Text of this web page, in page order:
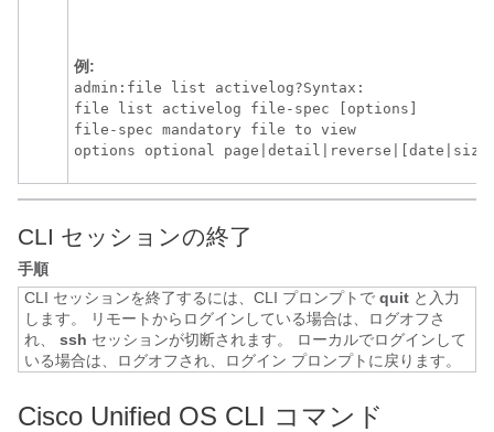
例:
admin:file list activelog?Syntax:
file list activelog file-spec [options]
file-spec mandatory file to view
options optional
CLI セッションの終了
手順
CLI セッションを終了するには、CLI プロンプトで quit と入力
します。
リモートからログインしている場合は、ログオフさ
れ、 ssh セッションが切断されます。 ローカルでログインして
いる場合は、ログオフされ、ログイン プロンプトに戻ります。
Cisco Unified OS CLI コマンド